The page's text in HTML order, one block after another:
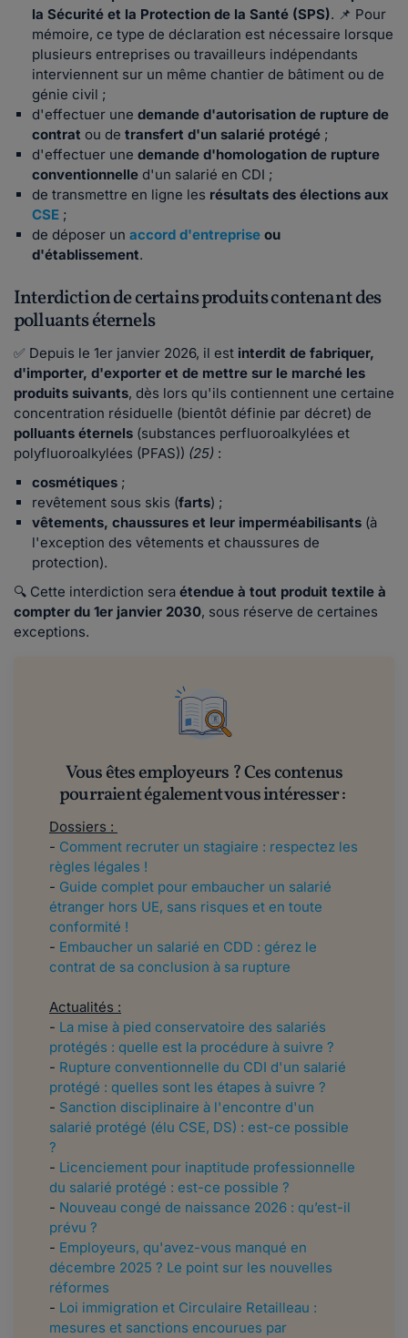
la Sécurité et la Protection de la Santé (SPS). 📌 Pour
mémoire, ce type de déclaration est nécessaire lorsque
plusieurs entreprises ou travailleurs indépendants
interviennent sur un même chantier de bâtiment ou de
génie civil ;
d'effectuer une demande d'autorisation de rupture de
contrat ou de transfert d'un salarié protégé ;
d'effectuer une demande d'homologation de rupture
conventionnelle d'un salarié en CDI ;
de transmettre en ligne les résultats des élections aux
CSE ;
de déposer un accord d'entreprise ou
d'établissement.
Interdiction de certains produits contenant des
polluants éternels
✅ Depuis le 1er janvier 2026, il est interdit de fabriquer,
d'importer, d'exporter et de mettre sur le marché les
produits suivants, dès lors qu'ils contiennent une certaine
concentration résiduelle (bientôt définie par décret) de
polluants éternels (substances perfluoroalkylées et
polyfluoroalkylées (PFAS)) (25) :
cosmétiques ;
revêtement sous skis (farts) ;
vêtements, chaussures et leur imperméabilisants (à
l'exception des vêtements et chaussures de
protection).
🔍 Cette interdiction sera étendue à tout produit textile à
compter du 1er janvier 2030, sous réserve de certaines
exceptions.
Vous êtes employeurs ? Ces contenus
pourraient également vous intéresser :
Dossiers :
- Comment recruter un stagiaire : respectez les
règles légales !
- Guide complet pour embaucher un salarié
étranger hors UE, sans risques et en toute
conformité !
- Embaucher un salarié en CDD : gérez le
contrat de sa conclusion à sa rupture
Actualités :
- La mise à pied conservatoire des salariés
protégés : quelle est la procédure à suivre ?
- Rupture conventionnelle du CDI d'un salarié
protégé : quelles sont les étapes à suivre ?
- Sanction disciplinaire à l'encontre d'un
salarié protégé (élu CSE, DS) : est-ce possible
?
- Licenciement pour inaptitude professionnelle
du salarié protégé : est-ce possible ?
- Nouveau congé de naissance 2026 : qu’est-il
prévu ?
- Employeurs, qu'avez-vous manqué en
décembre 2025 ? Le point sur les nouvelles
réformes
- Loi immigration et Circulaire Retailleau :
mesures et sanctions encourues par